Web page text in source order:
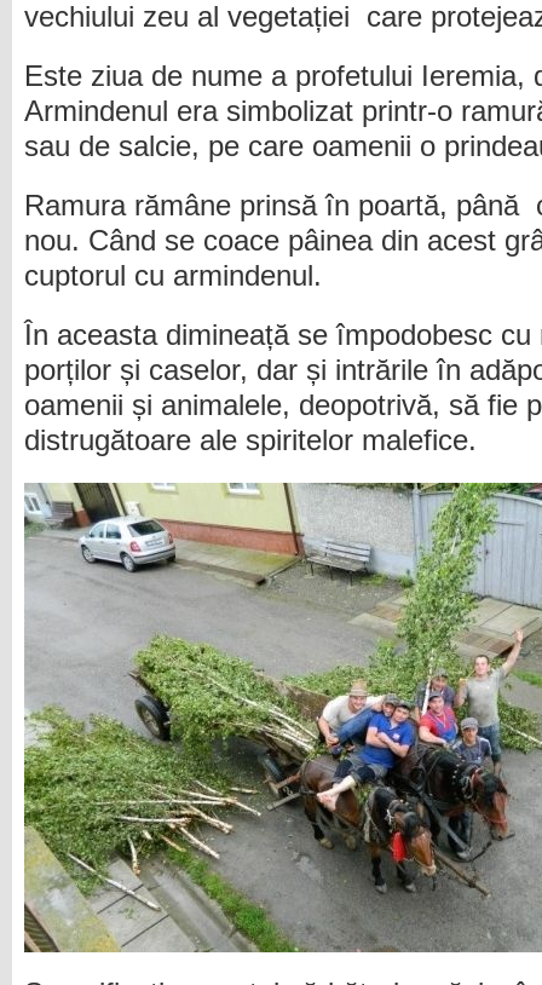
vechiului zeu al vegetației care
Este ziua de nume a profetului Ieremia,
Armindenul era simbolizat printr-o
sau de salcie, pe care oamenii o
Ramura rămâne prinsă în poartă, până
nou. Când se coace pâinea din acest
cuptorul cu armindenul.
În aceasta dimineață se împodobesc
porților și caselor, dar și intrările în
oamenii și animalele, deopotrivă, să fie
distrugătoare ale spiritelor malefice.